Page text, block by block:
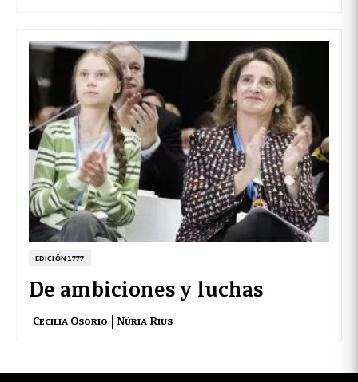
EDICIÓN 1777
De ambiciones y luchas
Cecilia Osorio Núria Rius